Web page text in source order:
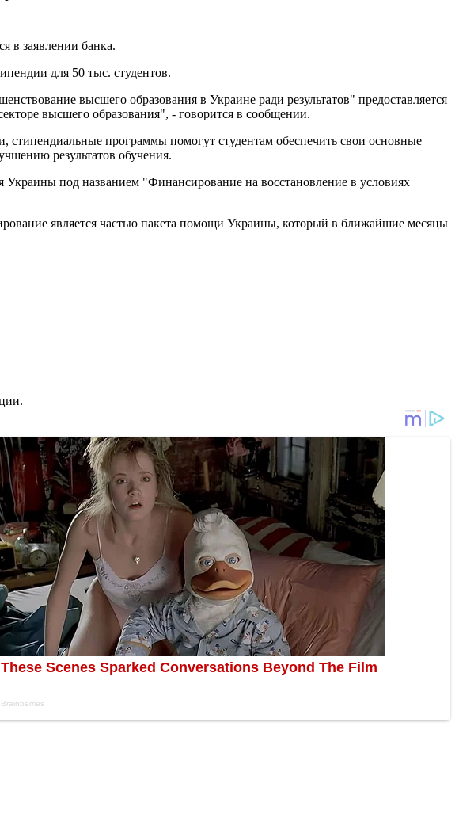
в заявлении банка.
для 50 тыс. студентов.
высшего образования в Украине ради результатов" предоставляется
высшего образования", - говорится в сообщении.
программы помогут студентам обеспечить свои основные
результатов обучения.
под названием "Финансирование на восстановление в условиях
является частью пакета помощи Украины, который в ближайшие месяцы